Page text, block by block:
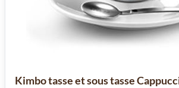
Kimbo tasse et sous tasse